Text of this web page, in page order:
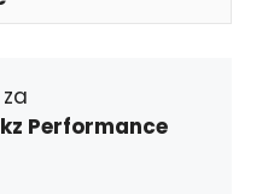
Performance